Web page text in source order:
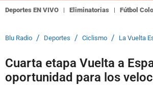
Deportes EN VIVO Eliminatorias Fútbol
Blu Radio / Deportes / Ciclismo / La Vuelta
Cuarta etapa Vuelta a
oportunidad para los